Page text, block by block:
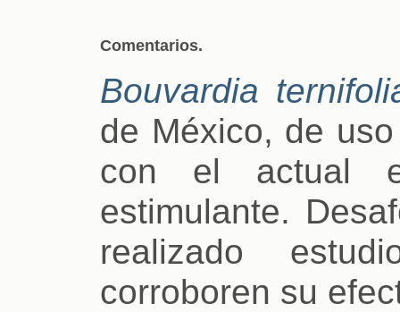
Comentarios.
Bouvardia
de México, de
con el actual
estimulante.
realizado
corroboren su